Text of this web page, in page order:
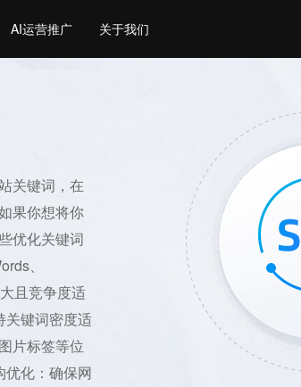
AI运营推广 关于我们
关键词，在
果你想将你
优化关键词
、
且竞争度适
关键词密度适
片标签等位
优化：确保网